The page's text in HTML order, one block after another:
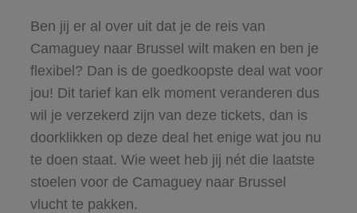
Ben jij er al over uit dat je de reis van
Camaguey naar Brussel wilt maken en ben je
flexibel? Dan is de goedkoopste deal wat voor
jou! Dit tarief kan elk moment veranderen dus
wil je verzekerd zijn van deze tickets, dan is
doorklikken op deze deal het enige wat jou nu
te doen staat. Wie weet heb jij nét die laatste
stoelen voor de Camaguey naar Brussel
vlucht te pakken.